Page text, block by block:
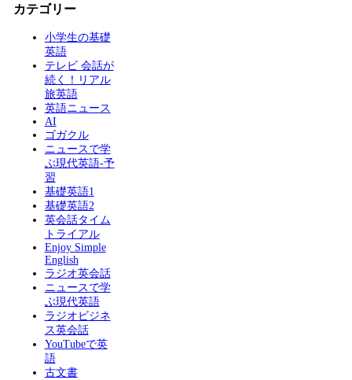
カテゴリー
小学生の基礎
英語
テレビ 会話が
続く！リアル
旅英語
英語ニュース
AI
ゴガクル
ニュースで学
ぶ現代英語-予
習
基礎英語1
基礎英語2
英会話タイム
トライアル
Enjoy Simple
English
ラジオ英会話
ニュースで学
ぶ現代英語
ラジオビジネ
ス英会話
YouTubeで英
語
古文書